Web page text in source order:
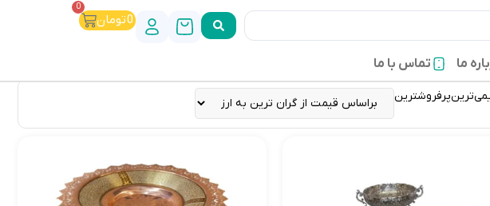
0تومان
0
ما تماس با ما
پرفروشترین